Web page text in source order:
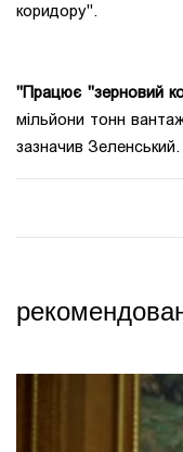
коридору".
"Працює "зерновий
мільйони тонн
зазначив Зеленський.